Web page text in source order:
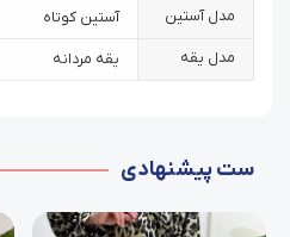
مدل آستین آستین کوتاه
مدل یقه یقه مردانه
ست پیشنهادی